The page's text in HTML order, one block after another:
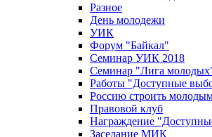
Разное
День молодежи
УИК
Форум "Байкал"
Семинар УИК 2018
Семинар "Лига
Работы "Доступные
Россию строить
Правовой клуб
Награждение
Заседание МИК